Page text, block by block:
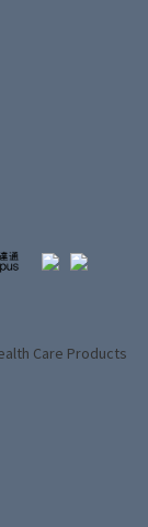
Care Products